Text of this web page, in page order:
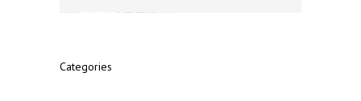
Categories